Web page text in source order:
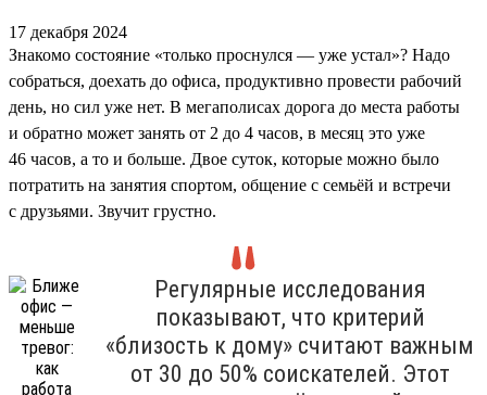
17 декабря 2024
Знакомо состояние «только проснулся — уже устал»? Надо
собраться, доехать до офиса, продуктивно провести рабочий
день, но сил уже нет. В мегаполисах дорога до места работы
и обратно может занять от 2 до 4 часов, в месяц это уже
46 часов, а то и больше. Двое суток, которые можно было
потратить на занятия спортом, общение с семьёй и встречи
с друзьями. Звучит грустно.
Регулярные исследования
показывают, что критерий
«близость к дому» считают важным
от 30 до 50% соискателей. Этот